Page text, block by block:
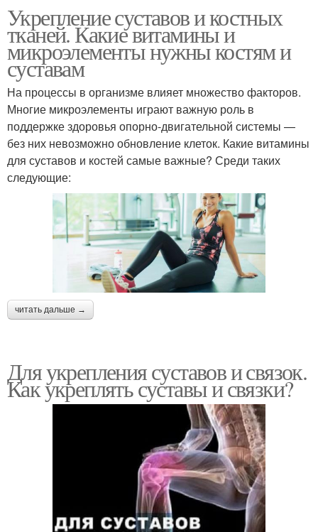
Укрепление суставов и костных
тканей. Какие витамины и
микроэлементы нужны костям и
суставам
На процессы в организме влияет множество факторов.
Многие микроэлементы играют важную роль в
поддержке здоровья опорно-двигательной системы —
без них невозможно обновление клеток. Какие витамины
для суставов и костей самые важные? Среди таких
следующие:
читать дальше →
Для укрепления суставов и связок.
Как укреплять суставы и связки?